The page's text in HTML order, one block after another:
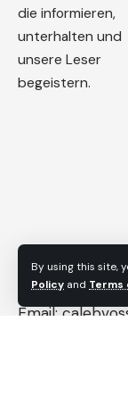
By using this site,
Policy and Terms
die informieren,
unterhalten und
unsere Leser
begeistern.
Email: